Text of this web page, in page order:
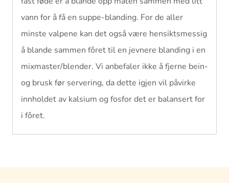
vann for å få en suppe-blanding. For de aller
minste valpene kan det også være hensiktsmessig
å blande sammen fôret til en jevnere blanding i en
mixmaster/blender. Vi anbefaler ikke å fjerne bein-
og brusk før servering, da dette igjen vil påvirke
innholdet av kalsium og fosfor det er balansert for
i fôret.